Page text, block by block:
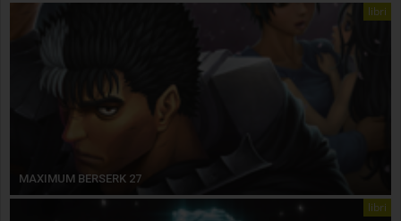
libri
MAXIMUM BERSERK 27
libri